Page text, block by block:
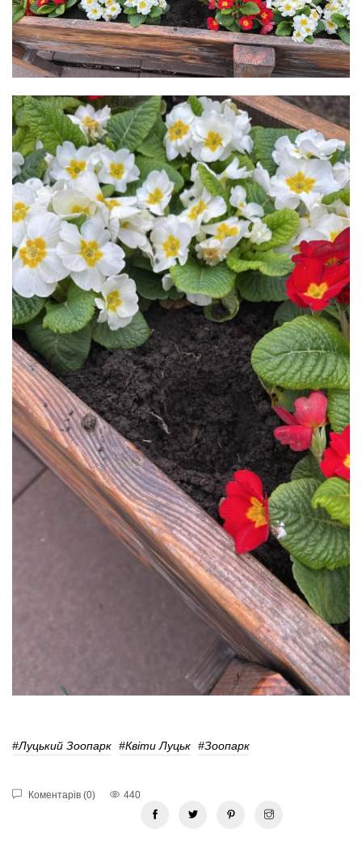
#Луцький Зоопарк #Квіти Луцьк #зоопарк
Коментарів (0) 440